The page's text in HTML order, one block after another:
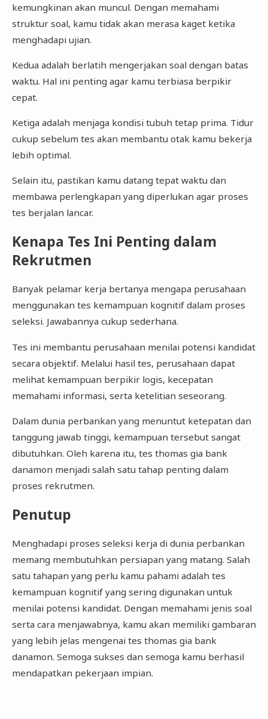
kemungkinan akan muncul. Dengan memahami
struktur soal, kamu tidak akan merasa kaget ketika
menghadapi ujian.
Kedua adalah berlatih mengerjakan soal dengan batas
waktu. Hal ini penting agar kamu terbiasa berpikir
cepat.
Ketiga adalah menjaga kondisi tubuh tetap prima. Tidur
cukup sebelum tes akan membantu otak kamu bekerja
lebih optimal.
Selain itu, pastikan kamu datang tepat waktu dan
membawa perlengkapan yang diperlukan agar proses
tes berjalan lancar.
Kenapa Tes Ini Penting dalam
Rekrutmen
Banyak pelamar kerja bertanya mengapa perusahaan
menggunakan tes kemampuan kognitif dalam proses
seleksi. Jawabannya cukup sederhana.
Tes ini membantu perusahaan menilai potensi kandidat
secara objektif. Melalui hasil tes, perusahaan dapat
melihat kemampuan berpikir logis, kecepatan
memahami informasi, serta ketelitian seseorang.
Dalam dunia perbankan yang menuntut ketepatan dan
tanggung jawab tinggi, kemampuan tersebut sangat
dibutuhkan. Oleh karena itu, tes thomas gia bank
danamon menjadi salah satu tahap penting dalam
proses rekrutmen.
Penutup
Menghadapi proses seleksi kerja di dunia perbankan
memang membutuhkan persiapan yang matang. Salah
satu tahapan yang perlu kamu pahami adalah tes
kemampuan kognitif yang sering digunakan untuk
menilai potensi kandidat. Dengan memahami jenis soal
serta cara menjawabnya, kamu akan memiliki gambaran
yang lebih jelas mengenai tes thomas gia bank
danamon. Semoga sukses dan semoga kamu berhasil
mendapatkan pekerjaan impian.